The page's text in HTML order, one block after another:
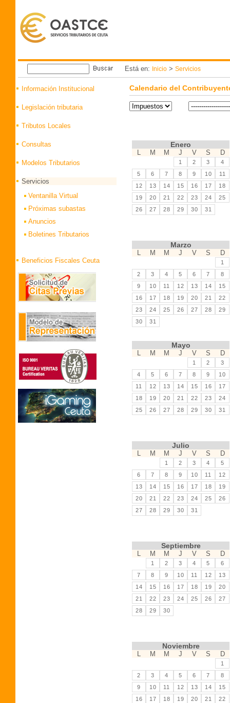
Está en: Inicio > Servicios
Información Institucional
Legislación tributaria
Tributos Locales
Consultas
Modelos Tributarios
Servicios
Ventanilla Virtual
Próximas subastas
Anuncios
Boletines Tributarios
Beneficios Fiscales Ceuta
Calendario del
Enero
L M M J V S D
1 2 3
4
5
6 7 8 9 10
11
12
13 14 15 16 17
18
19
20 21 22 23 24
25
26
27 28 29 30 31
Marzo
L M M J V S D
1
2
3 4 5 6 7
8
9
10 11 12 13 14
15
16
17 18 19 20 21
22
23
24 25 26 27 28
29
30
31
Mayo
L M M J V S D
1 2
3
4
5 6 7 8 9
10
11
12 13 14 15 16
17
18
19 20 21 22 23
24
25
26 27 28 29 30 31
Julio
L M M J V S D
1 2 3 4
5
6
7 8 9 10 11
12
13
14 15 16 17 18
19
20
21 22 23 24 25
26
27
28 29 30 31
Septiembre
L M M J V S D
1 2 3 4 5
6
7
8 9 10 11 12
13
14
15 16 17 18 19
20
21
22 23 24 25 26
27
28
29 30
Noviembre
L M M J V S D
1
2
3 4 5 6 7
8
9
10 11 12 13 14
15
16
17 18 19 20 21
22